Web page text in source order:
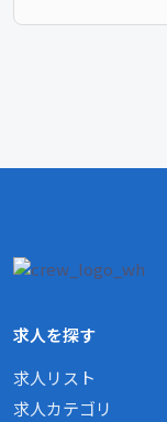
求人を探す
求人リスト
求人カテゴリ